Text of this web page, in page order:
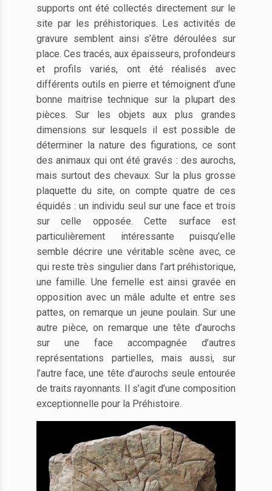
supports ont été collectés directement sur le
site par les préhistoriques. Les activités de
gravure semblent ainsi s’être déroulées sur
place. Ces tracés, aux épaisseurs, profondeurs
et profils variés, ont été réalisés avec
différents outils en pierre et témoignent d’une
bonne maitrise technique sur la plupart des
pièces. Sur les objets aux plus grandes
dimensions sur lesquels il est possible de
déterminer la nature des figurations, ce sont
des animaux qui ont été gravés : des aurochs,
mais surtout des chevaux. Sur la plus grosse
plaquette du site, on compte quatre de ces
équidés : un individu seul sur une face et trois
sur celle opposée. Cette surface est
particulièrement intéressante puisqu’elle
semble décrire une véritable scène avec, ce
qui reste très singulier dans l’art préhistorique,
une famille. Une femelle est ainsi gravée en
opposition avec un mâle adulte et entre ses
pattes, on remarque un jeune poulain. Sur une
autre pièce, on remarque une tête d’aurochs
sur une face accompagnée d’autres
représentations partielles, mais aussi, sur
l’autre face, une tête d’aurochs seule entourée
de traits rayonnants. Il s’agit d’une composition
exceptionnelle pour la Préhistoire.